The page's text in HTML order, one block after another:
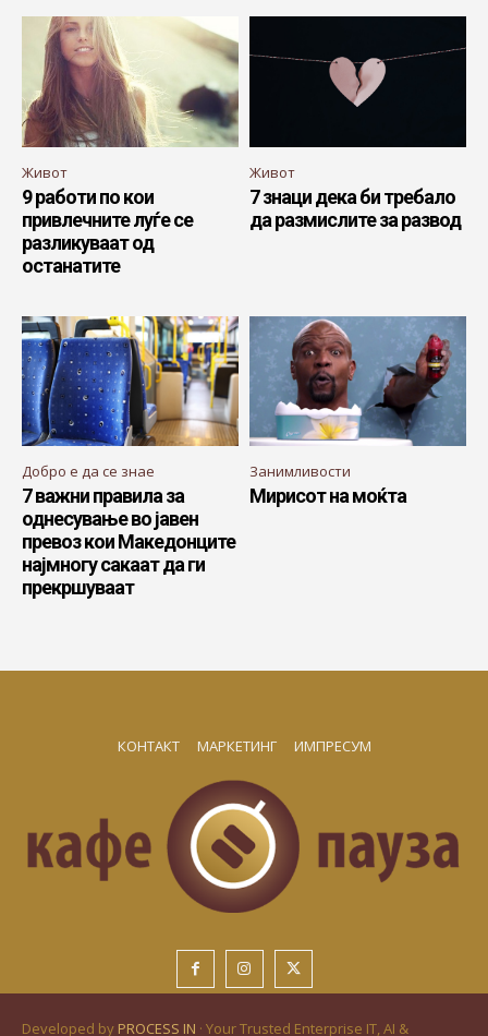
Живот
9 работи по кои
привлечните луѓе се
разликуваат од
останатите
Живот
7 знаци дека би требало
да размислите за развод
Добро е да се знае
7 важни правила за
однесување во јавен
превоз кои Македонците
најмногу сакаат да ги
прекршуваат
Занимливости
Мирисот на моќта
КОНТАКТ МАРКЕТИНГ ИМПРЕСУМ
Developed by PROCESS IN · Your Trusted Enterprise IT, AI &